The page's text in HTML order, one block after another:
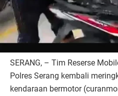
SERANG, – Tim Reserse
Polres Serang kembali
kendaraan bermotor